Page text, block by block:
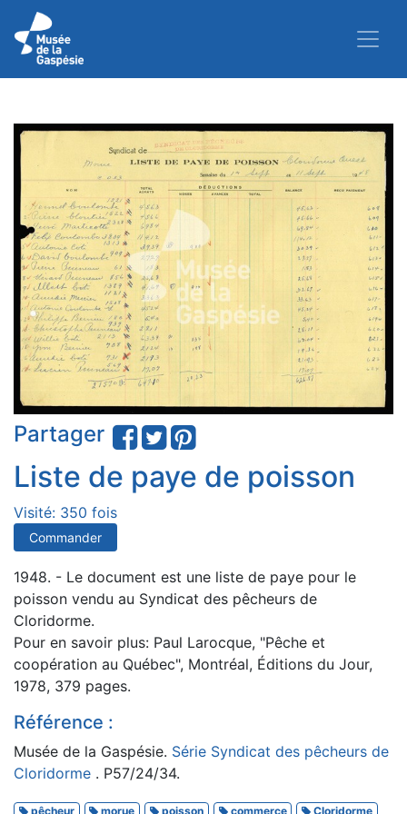
Partager
Liste de paye de poisson
Visité: 350 fois
Commander
1948. - Le document est une liste de paye pour le
poisson vendu au Syndicat des pêcheurs de
Cloridorme.
Pour en savoir plus: Paul Larocque, "Pêche et
coopération au Québec", Montréal, Éditions du Jour,
1978, 379 pages.
Référence :
Musée de la Gaspésie. Série Syndicat des pêcheurs de
Cloridorme . P57/24/34.
pêcheur morue poisson commerce
Cloridorme